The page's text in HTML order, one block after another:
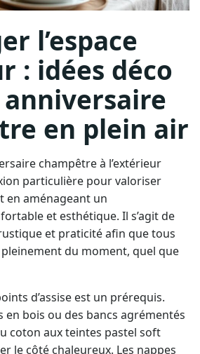
l’espace
idées déco
en plein air
champêtre à l’extérieur
particulière pour valoriser
en aménageant un
et esthétique. Il s’agit de
et praticité afin que tous
du moment, quel que
d’assise est un prérequis.
bois ou des bancs agrémentés
coton aux teintes pastel soft
le côté chaleureux. Les nappes
lin naturel assurent une parfaite